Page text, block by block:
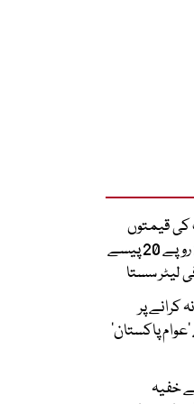
کی قیمتوں
میں کمی، پیٹرول 2 روپے 20 پیسے
لیٹر سستا
کرانے پر
پاکستان‘
خفیہ